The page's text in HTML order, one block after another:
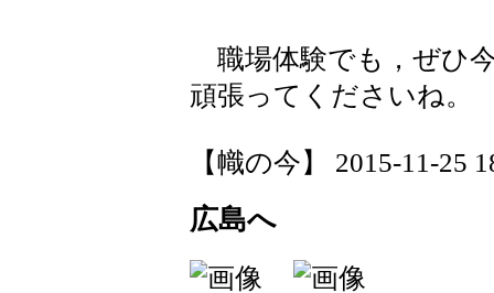
職場体験でも，ぜひ
頑張ってくださいね。
【幟の今】 2015-11-25
広島へ